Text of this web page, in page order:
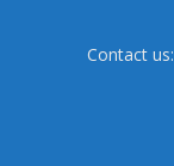
Contact us: